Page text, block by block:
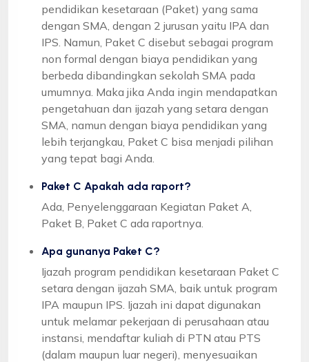
pendidikan kesetaraan (Paket) yang sama
dengan SMA, dengan 2 jurusan yaitu IPA dan
IPS. Namun, Paket C disebut sebagai program
non formal dengan biaya pendidikan yang
berbeda dibandingkan sekolah SMA pada
umumnya. Maka jika Anda ingin mendapatkan
pengetahuan dan ijazah yang setara dengan
SMA, namun dengan biaya pendidikan yang
lebih terjangkau, Paket C bisa menjadi pilihan
yang tepat bagi Anda.
Paket C Apakah ada raport?
Ada, Penyelenggaraan Kegiatan Paket A,
Paket B, Paket C ada raportnya.
Apa gunanya Paket C?
Ijazah program pendidikan kesetaraan Paket C
setara dengan ijazah SMA, baik untuk program
IPA maupun IPS. Ijazah ini dapat digunakan
untuk melamar pekerjaan di perusahaan atau
instansi, mendaftar kuliah di PTN atau PTS
(dalam maupun luar negeri), menyesuaikan